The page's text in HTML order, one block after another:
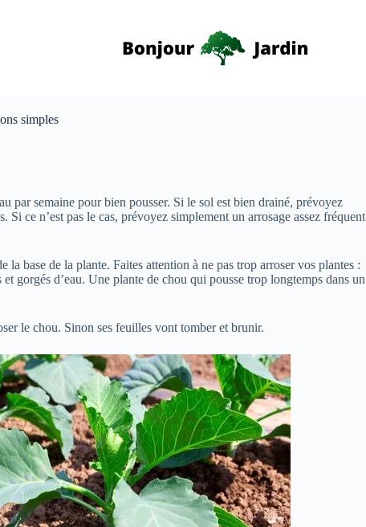
simples
par semaine pour bien pousser. Si le sol est bien drainé, prévoyez
Si ce n’est pas le cas, prévoyez simplement un arrosage assez fréquent
la base de la plante. Faites attention à ne pas trop arroser vos plantes :
et gorgés d’eau. Une plante de chou qui pousse trop longtemps dans un
le chou. Sinon ses feuilles vont tomber et brunir.